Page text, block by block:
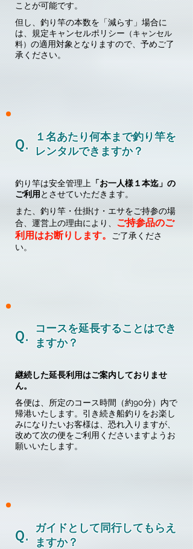
ことが可能です。
但し、釣り竿の本数を「減らす」場合に
は、規定キャンセルポリシー （キャンセル
料） の適用対象となりますので、予めご了
承ください。
Ｑ.
​１名あたり何本まで釣り竿を
レンタルできますか？
釣り竿は安全管理上 「お一人様１本迄」の
ご利用 とさせていただきます。
また、釣り竿・仕掛け・エサをご持参の場
合、運営上の理由により、 ご持参品のご
利用はお断りします。
ご了承くださ
い。
Ｑ.
コースを延長することはでき
ますか？
継続した延長利用はご案内しておりませ
ん。
各便は、所定のコース時間（約90分）内で
帰港いたします。引き続き船釣りをお楽し
みになりたいお客様は、恐れ入りますが、
改めて次の便をご利用くださいますようお
願いいたします。
Ｑ.
ガイドとして同行してもらえ
ますか？